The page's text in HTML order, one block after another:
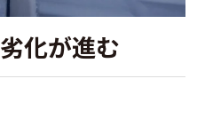
化が進む